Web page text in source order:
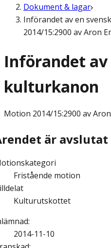
Dokument & lagar
Införandet av en
2014/15:2900 av Aron
Införandet av
kulturkanon
Motion 2014/15:2900 av
är avslutat
Fristående motion
Kulturutskottet
:
2014-11-10